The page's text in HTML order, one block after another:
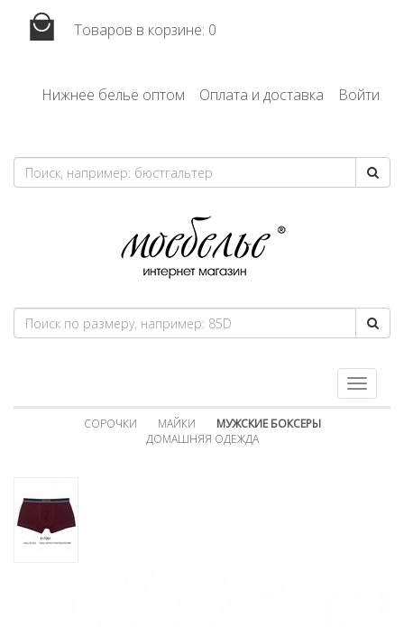
Товаров в корзине: 0
Нижнее бельё оптом Оплата и доставка Войти
Toggle
navigation
СОРОЧКИ
МАЙКИ
МУЖСКИЕ БОКСЕРЫ
ДОМАШНЯЯ ОДЕЖДА